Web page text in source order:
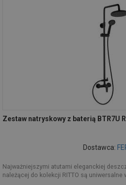
Zestaw natryskowy z baterią BTR7U
Dostawca:
Najważniejszymi atutami eleganckiej
należącej do kolekcji RITTO są uniwersalne